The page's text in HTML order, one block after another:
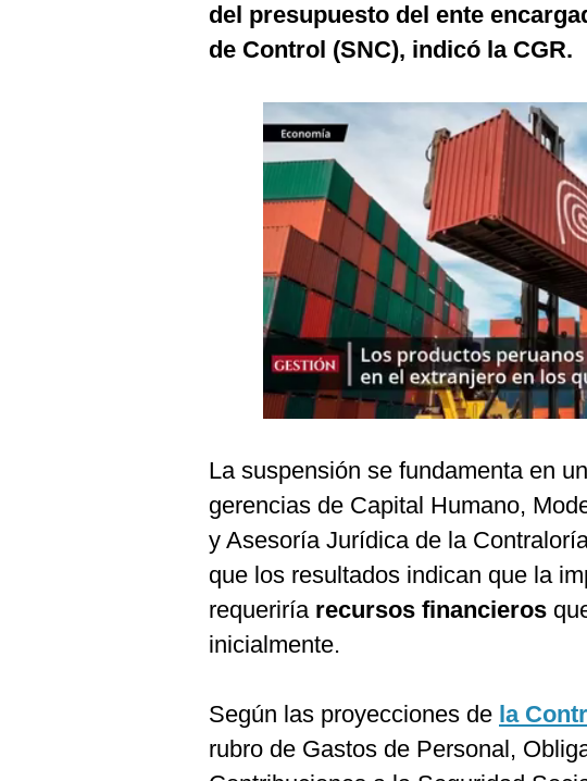
del presupuesto del ente
de Control (SNC), indicó la CGR.
La suspensión se fundamenta en
gerencias de Capital Humano,
y Asesoría Jurídica de la
que los resultados indican que la
requeriría recursos financieros
inicialmente.
Según las proyecciones de la
rubro de Gastos de Personal,